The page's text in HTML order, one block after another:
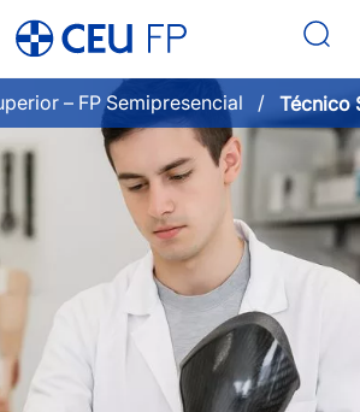
– FP Semipresencial
Técnico
de